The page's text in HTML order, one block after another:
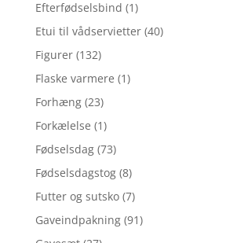
Efterfødselsbind (1)
Etui til vådservietter (40)
Figurer (132)
Flaske varmere (1)
Forhæng (23)
Forkælelse (1)
Fødselsdag (73)
Fødselsdagstog (8)
Futter og sutsko (7)
Gaveindpakning (91)